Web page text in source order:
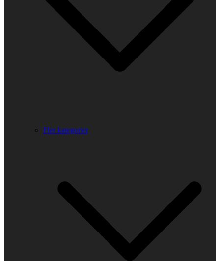
Fler kategorier